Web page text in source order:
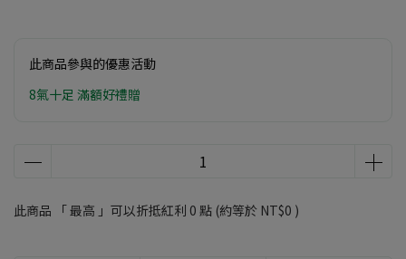
此商品參與的優惠活動
8氣十足 滿額好禮贈
此商品 「 最高 」可以折抵紅利 0 點 (約等於 NT$0 )